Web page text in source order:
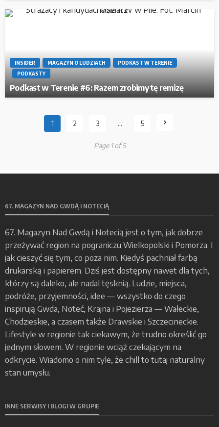
INSIDER MAGAZYN O LUDZIACH
PODKAST W TERENIE
PODKASTY
Podkast w Terenie #6: Razem zrobimy tę remizę
1 2 3 … 5
Page 1 of 5
67. MAGAZYN NAD GWDĄ I NOTECIĄ
67. Magazyn Nad Gwdą i Notecią jest o tym, jak dobrze
przeżywać region na pograniczu Wielkopolski i Pomorza. I
jak cieszyć się tym, co poza nim. Kiedyś pachniał farbą
drukarską i papierem. Dziś jest dostępny nawet dla tych,
którzy są daleko, ale nadal tęsknią. Ludzie, miejsca,
podróże, przyjemności, idee — wszystko do czego
inspirują Gwda, Noteć, Krajna i Pojezierza — Wałeckie,
Chodzieskie, a czasem także Drawskie i Szczecineckie.
Lifestyle w regionie tak ciekawym, że trudno określić go
jednym słowem. W regionie wciąż czekającym na
odkrycie. Wiadomo o nim tyle, że chill to tutaj naturalny
stan umysłu.
INNE SERWISY I BLOGI W GRUPIE